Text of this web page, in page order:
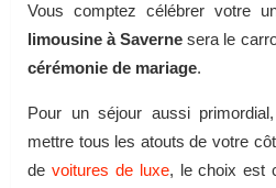
Vous comptez célébrer votre
limousine à Saverne sera le
cérémonie de mariage.
Pour un séjour aussi
mettre tous les atouts de votre
de voitures de luxe, le choix est